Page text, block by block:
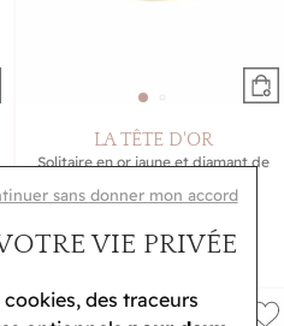
sans donner mon accord
VIE PRIVÉE
des traceurs
LA TÊTE D'OR
Solitaire en or jaune et diamant de
1 251 €
1 390 €